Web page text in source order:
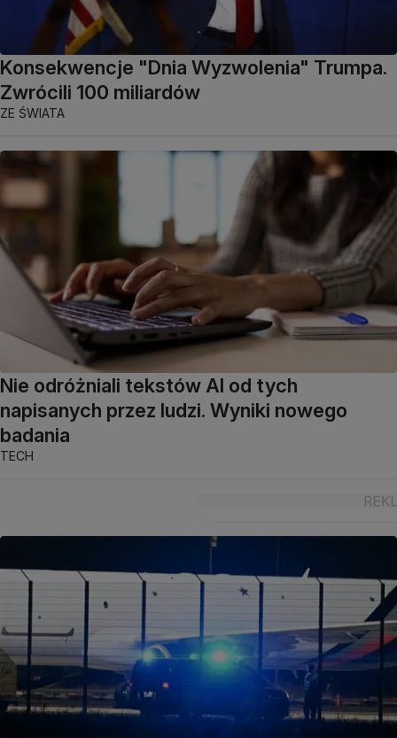
Konsekwencje "Dnia Wyzwolenia" Trumpa.
Zwrócili 100 miliardów
ZE ŚWIATA
Nie odróżniali tekstów AI od tych
napisanych przez ludzi. Wyniki nowego
badania
TECH